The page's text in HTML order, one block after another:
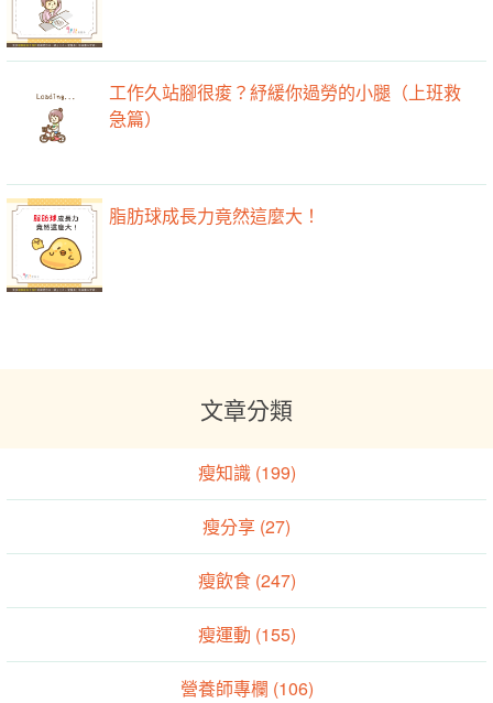
工作久站腳很痠？紓緩你過勞的小腿（上班救
急篇）
脂肪球成長力竟然這麼大！
文章分類
瘦知識 (199)
瘦分享 (27)
瘦飲食 (247)
瘦運動 (155)
營養師專欄 (106)